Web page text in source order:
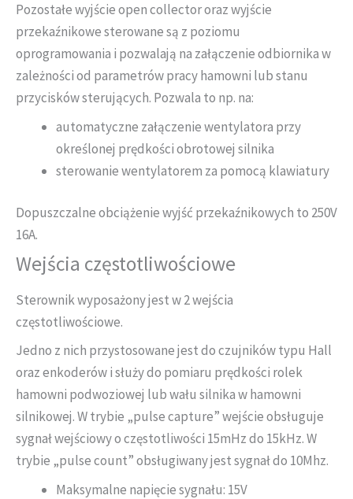
Pozostałe wyjście open collector oraz wyjście
przekaźnikowe sterowane są z poziomu
oprogramowania i pozwalają na załączenie odbiornika w
zależności od parametrów pracy hamowni lub stanu
przycisków sterujących. Pozwala to np. na:
automatyczne załączenie wentylatora przy
określonej prędkości obrotowej silnika
sterowanie wentylatorem za pomocą klawiatury
Dopuszczalne obciążenie wyjść przekaźnikowych to 250V
16A.
Wejścia częstotliwościowe
Sterownik wyposażony jest w 2 wejścia
częstotliwościowe.
Jedno z nich przystosowane jest do czujników typu Hall
oraz enkoderów i służy do pomiaru prędkości rolek
hamowni podwoziowej lub wału silnika w hamowni
silnikowej. W trybie „pulse capture” wejście obsługuje
sygnał wejściowy o częstotliwości 15mHz do 15kHz. W
trybie „pulse count” obsługiwany jest sygnał do 10Mhz.
Maksymalne napięcie sygnału: 15V